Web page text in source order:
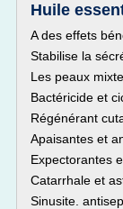
Huile
A des effets
Stabilise la
Les peaux
Bactéricide et
Régénérant
Apaisantes et
Expectorantes
Catarrhale et
Sinusite.